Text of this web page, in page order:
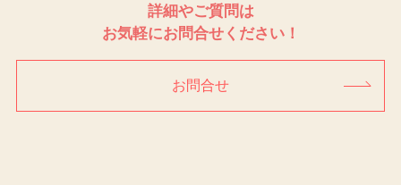
詳細やご質問は
お気軽にお問合せください！
お問合せ